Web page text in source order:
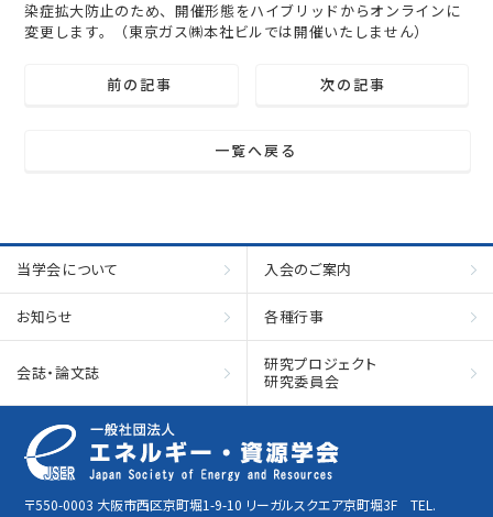
染症拡大防止のため、開催形態をハイブリッドからオンラインに
変更します。（東京ガス㈱本社ビルでは開催いたしません）
前の記事
一覧へ戻る
次の記事
当学会について 入会のご案内
お知らせ 各種行事
会誌・論文誌
研究プロジェクト
研究委員会
〒550-0003 大阪市西区京町堀1-9-10 リーガルスクエア京町堀3F TEL.